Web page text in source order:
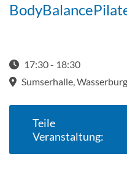
17:30 - 18:30
Startzeit: 17:30
Sumserhalle,
Teile
Veranstaltung: